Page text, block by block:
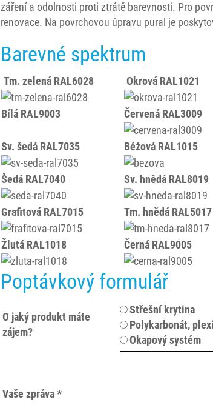
záření a odolnosti proti ztrátě barevnosti. Pro
renovace. Na povrchovou úpravu pural je
Barevné spektrum
Tm. zelená RAL6028 Okrová RAL1021
Bílá RAL9003 Červená RAL3009
Sv. šedá RAL7035 Béžová RAL1015
Šedá RAL7040 Sv. hnědá RAL8019
Grafitová RAL7015 Tm. hnědá RAL5017
Žlutá RAL1018 Černá RAL9005
Poptávkový formulář
O jaký produkt máte
zájem?
Střešní krytina
Polykarbonát,
Okapový systém
Vaše zpráva *